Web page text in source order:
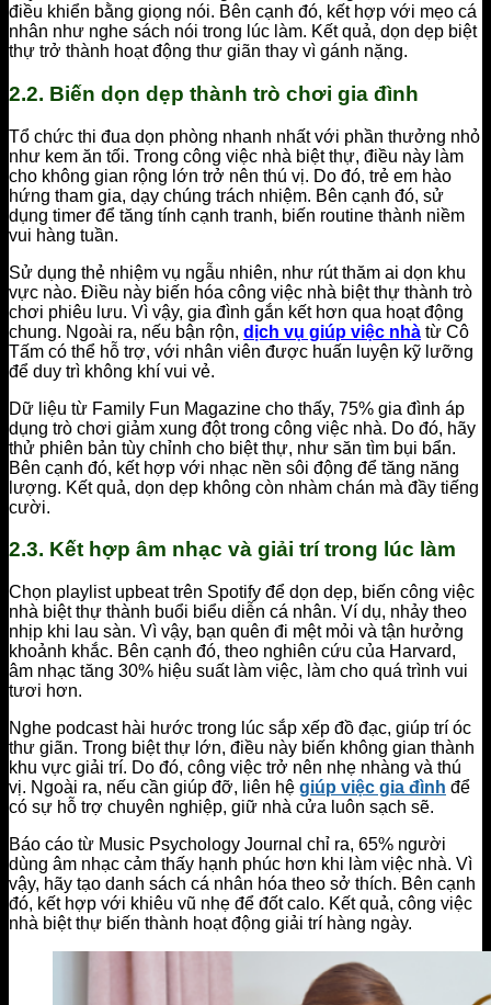
điều khiển bằng giọng nói. Bên cạnh đó, kết hợp với mẹo cá
nhân như nghe sách nói trong lúc làm. Kết quả, dọn dẹp biệt
thự trở thành hoạt động thư giãn thay vì gánh nặng.
2.2. Biến dọn dẹp thành trò chơi gia đình
Tổ chức thi đua dọn phòng nhanh nhất với phần thưởng nhỏ
như kem ăn tối. Trong công việc nhà biệt thự, điều này làm
cho không gian rộng lớn trở nên thú vị. Do đó, trẻ em hào
hứng tham gia, dạy chúng trách nhiệm. Bên cạnh đó, sử
dụng timer để tăng tính cạnh tranh, biến routine thành niềm
vui hàng tuần.
Sử dụng thẻ nhiệm vụ ngẫu nhiên, như rút thăm ai dọn khu
vực nào. Điều này biến hóa công việc nhà biệt thự thành trò
chơi phiêu lưu. Vì vậy, gia đình gắn kết hơn qua hoạt động
chung. Ngoài ra, nếu bận rộn, dịch vụ giúp việc nhà từ Cô
Tấm có thể hỗ trợ, với nhân viên được huấn luyện kỹ lưỡng
để duy trì không khí vui vẻ.
Dữ liệu từ Family Fun Magazine cho thấy, 75% gia đình áp
dụng trò chơi giảm xung đột trong công việc nhà. Do đó, hãy
thử phiên bản tùy chỉnh cho biệt thự, như săn tìm bụi bẩn.
Bên cạnh đó, kết hợp với nhạc nền sôi động để tăng năng
lượng. Kết quả, dọn dẹp không còn nhàm chán mà đầy tiếng
cười.
2.3. Kết hợp âm nhạc và giải trí trong lúc làm
Chọn playlist upbeat trên Spotify để dọn dẹp, biến công việc
nhà biệt thự thành buổi biểu diễn cá nhân. Ví dụ, nhảy theo
nhịp khi lau sàn. Vì vậy, bạn quên đi mệt mỏi và tận hưởng
khoảnh khắc. Bên cạnh đó, theo nghiên cứu của Harvard,
âm nhạc tăng 30% hiệu suất làm việc, làm cho quá trình vui
tươi hơn.
Nghe podcast hài hước trong lúc sắp xếp đồ đạc, giúp trí óc
thư giãn. Trong biệt thự lớn, điều này biến không gian thành
khu vực giải trí. Do đó, công việc trở nên nhẹ nhàng và thú
vị. Ngoài ra, nếu cần giúp đỡ, liên hệ giúp việc gia đình để
có sự hỗ trợ chuyên nghiệp, giữ nhà cửa luôn sạch sẽ.
Báo cáo từ Music Psychology Journal chỉ ra, 65% người
dùng âm nhạc cảm thấy hạnh phúc hơn khi làm việc nhà. Vì
vậy, hãy tạo danh sách cá nhân hóa theo sở thích. Bên cạnh
đó, kết hợp với khiêu vũ nhẹ để đốt calo. Kết quả, công việc
nhà biệt thự biến thành hoạt động giải trí hàng ngày.